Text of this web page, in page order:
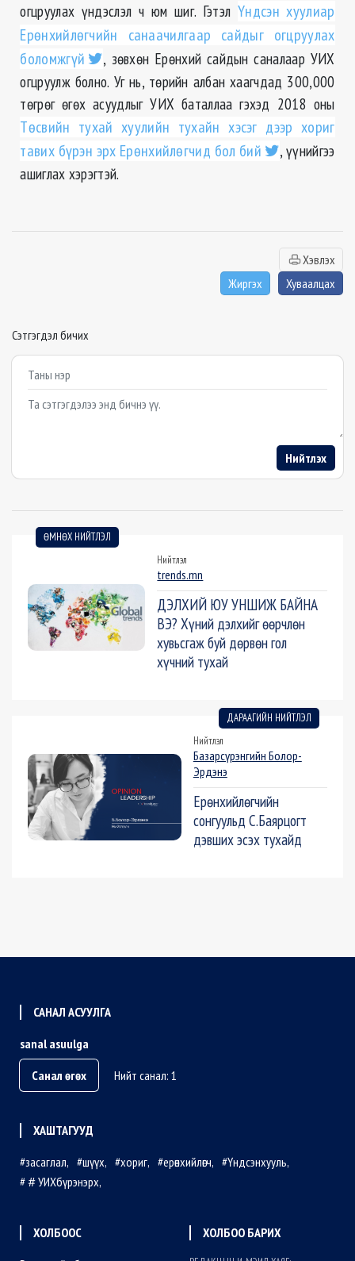
огцруулах үндэслэл ч юм шиг. Гэтэл Үндсэн хуулиар
Ерөнхийлөгчийн санаачилгаар сайдыг огцруулах
боломжгүй
, зөвхөн Ерөнхий сайдын саналаар УИХ
огцруулж болно. Уг нь, төрийн албан хаагчдад 300,000
төгрөг өгөх асуудлыг УИХ баталлаа гэхэд 2018 оны
Төсвийн тухай хуулийн тухайн хэсэг дээр хориг
тавих бүрэн эрх Ерөнхийлөгчид бол бий
, үүнийгээ
ашиглах хэрэгтэй.
Хэвлэх
Жиргэх
Хуваалцах
Сэтгэгдэл бичих
Example textarea
Нийтлэх
ӨМНӨХ НИЙТЛЭЛ
Нийтлэл
trends.mn
ДЭЛХИЙ ЮУ УНШИЖ БАЙНА
ВЭ? Хүний дэлхийг өөрчлөн
хувьсгаж буй дөрвөн гол
хүчний тухай
ДАРААГИЙН НИЙТЛЭЛ
Нийтлэл
Базарсүрэнгийн Болор-
Эрдэнэ
Ерөнхийлөгчийн
сонгуульд С.Баярцогт
дэвших эсэх тухайд
САНАЛ АСУУЛГА
sanal asuulga
Санал өгөх
Нийт санал: 1
ХАШТАГУУД
засаглал
шүүх хориг ерөнхийлөгч
Үндсэнхууль
＃УИХбүрэнэрх
ХОЛБООС
ХОЛБОО БАРИХ